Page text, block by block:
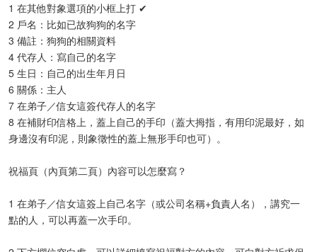
1 在其他對象選項的小框上打 ✔
2 戶名：比如已故狗狗的名字
3 備註：狗狗的相關資料
4 代存人：寫自己的名字
5 生日：自己的出生年月日
6 關係：主人
7 在弟子／信女這簽代存人的名字
8 在補財印信格上，蓋上自己的手印（蓋大拇指，有用印泥最好，如
身邊沒有印泥，則象徵性的蓋上無形手印也可）。​
祝福頁（內頁第二頁）內容可以怎麼寫？
1 在弟子／信女這簽上自己名字（或公司名稱+負責人名），講究一
點的人，可以再蓋一次手印。